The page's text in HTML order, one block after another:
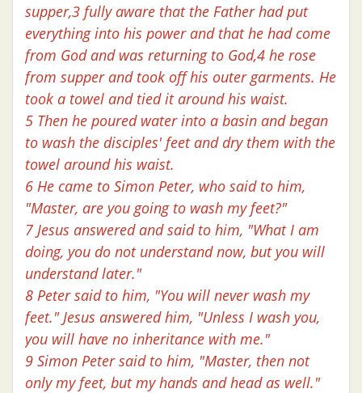
supper,3 fully aware that the Father had put
everything into his power and that he had come
from God and was returning to God,4 he rose
from supper and took off his outer garments. He
took a towel and tied it around his waist.
5 Then he poured water into a basin and began
to wash the disciples' feet and dry them with the
towel around his waist.
6 He came to Simon Peter, who said to him,
"Master, are you going to wash my feet?"
7 Jesus answered and said to him, "What I am
doing, you do not understand now, but you will
understand later."
8 Peter said to him, "You will never wash my
feet." Jesus answered him, "Unless I wash you,
you will have no inheritance with me."
9 Simon Peter said to him, "Master, then not
only my feet, but my hands and head as well."